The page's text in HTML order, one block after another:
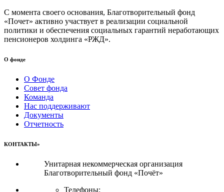
С момента своего основания, Благотворительный фонд
«Почет» активно участвует в реализации социальной
политики и обеспечения социальных гарантий неработающих
пенсионеров холдинга «РЖД».
О фонде
О Фонде
Совет фонда
Команда
Нас поддерживают
Документы
Отчетность
КОНТАКТЫ»
Унитарная некоммерческая организация
Благотворительный фонд «Почёт»
Телефоны: